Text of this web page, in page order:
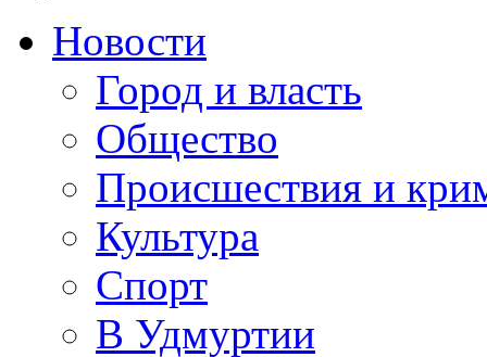
Новости
Город и власть
Общество
Происшествия и
Культура
Спорт
В Удмуртии